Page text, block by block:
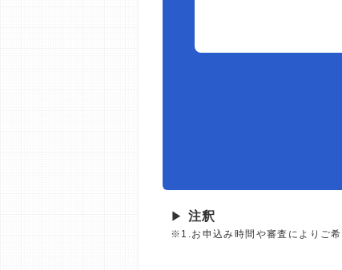
▶ 注釈
※1.お申込み時間や審査によりご希